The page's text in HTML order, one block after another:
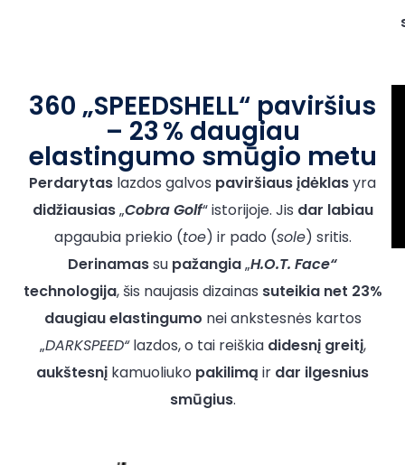
360 „SPEEDSHELL“ paviršius
– 23 % daugiau
elastingumo smūgio metu
Perdarytas lazdos galvos paviršiausįdėklasyra
didžiausias„Cobra Golf“ istorijoje. Jis dar labiau
apgaubia priekio (toe) ir pado (sole) sritis.
Derinamassu pažangia„H.O.T. Face“
technologija, šis naujasis dizainas suteikia net 23%
daugiauelastingumo nei ankstesnės kartos
„DARKSPEED“lazdos, o tai reiškia didesnį greitį,
aukštesnį kamuoliuko pakilimą ir dar ilgesnius
smūgius.